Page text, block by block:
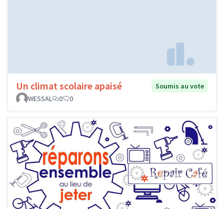
Un climat scolaire apaisé
Soumis au vote
WESSAL
0 0